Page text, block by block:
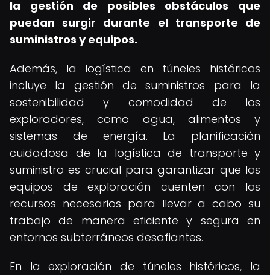
la gestión de posibles obstáculos que
puedan surgir durante el transporte de
suministros y equipos.
Además, la logística en túneles históricos
incluye la gestión de suministros para la
sostenibilidad y comodidad de los
exploradores, como agua, alimentos y
sistemas de energía. La planificación
cuidadosa de la logística de transporte y
suministro es crucial para garantizar que los
equipos de exploración cuenten con los
recursos necesarios para llevar a cabo su
trabajo de manera eficiente y segura en
entornos subterráneos desafiantes.
En la exploración de túneles históricos, la